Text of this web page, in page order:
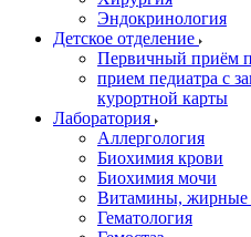
Эндокринология
Детское отделение
Первичный приём
прием педиатра с
курортной карты
Лаборатория
Аллергология
Биохимия крови
Биохимия мочи
Витамины, жирные
Гематология